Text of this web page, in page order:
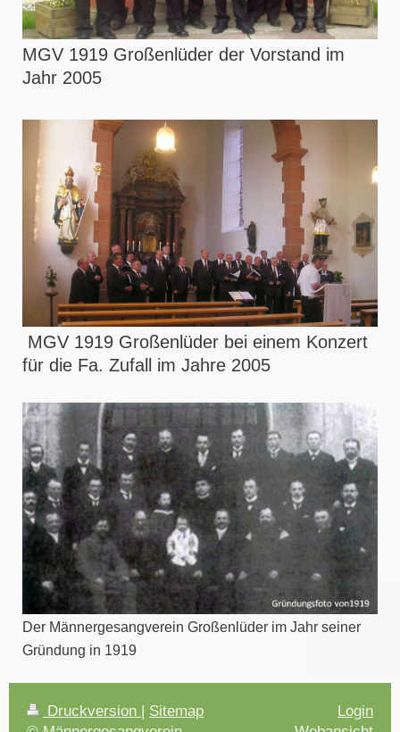
MGV 1919 Großenlüder der Vorstand im
Jahr 2005
MGV 1919 Großenlüder bei einem Konzert
für die Fa. Zufall im Jahre 2005
Der Männergesangverein Großenlüder im Jahr seiner
Gründung in 1919
Druckversion | Sitemap
Login